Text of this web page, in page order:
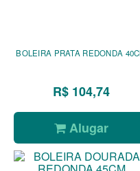
BOLEIRA PRATA REDONDA
R$ 104,74
Alugar